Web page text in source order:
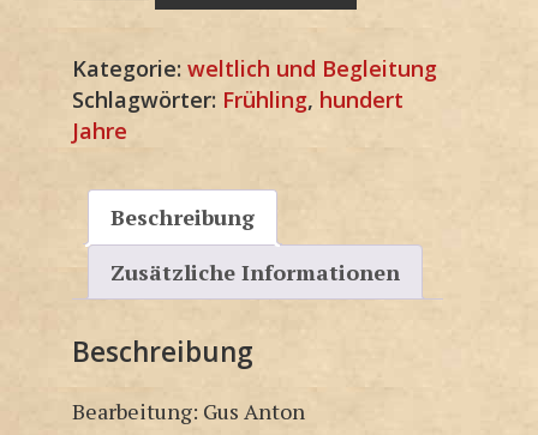
KP
Kategorie: weltlich und Begleitung
Schlagwörter: Frühling, hundert
Jahre
Beschreibung
Zusätzliche Informationen
Beschreibung
Bearbeitung: Gus Anton